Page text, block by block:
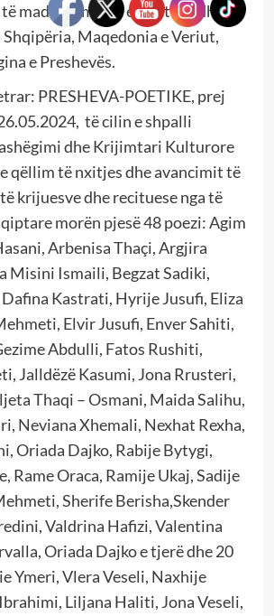
madh në mesin e Poetëve dhe
Shqipëria, Maqedonia e Veriut,
e Preshevës.
PRESHEVA-POETIKE, prej
të cilin e shpalli
dhe Krijimtari Kulturore
qëllim të nxitjes dhe avancimit të
krijuesve dhe recituese nga të
morën pjesë 48 poezi: Agim
Arbenisa Thaçi, Argjira
Misini Ismaili, Begzat Sadiki,
Kastrati, Hyrije Jusufi, Eliza
Elvir Jusufi, Enver Sahiti,
Abdulli, Fatos Rushiti,
Jalldëzë Kasumi, Jona Rrusteri,
Thaqi – Osmani, Maida Salihu,
Neviana Xhemali, Nexhat Rexha,
Oriada Dajko, Rabije Bytygi,
Rame Oraca, Ramije Ukaj, Sadije
Sherife Berisha,Skender
Valdrina Hafizi, Valentina
Oriada Dajko e tjerë dhe 20
Ymeri, Vlera Veseli, Naxhije
Liljana Haliti, Jona Veseli,